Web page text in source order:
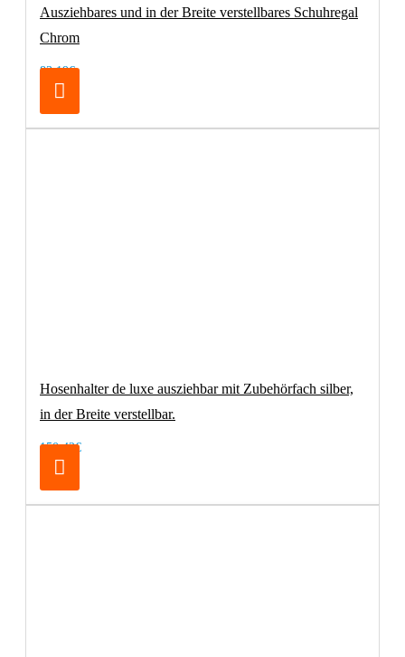
Ausziehbares und in der Breite verstellbares Schuhregal
Chrom
83,19€
Hosenhalter de luxe ausziehbar mit Zubehörfach silber,
in der Breite verstellbar.
150,42€